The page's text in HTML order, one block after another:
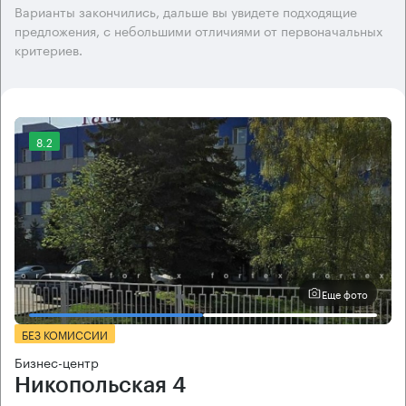
Варианты закончились, дальше вы увидете подходящие
предложения, с небольшими отличиями от первоначальных
критериев.
8.2
Еще фото
БЕЗ КОМИССИИ
Бизнес-центр
Никопольская 4